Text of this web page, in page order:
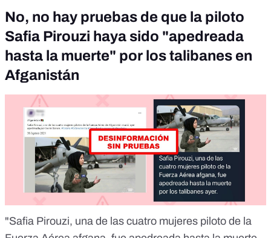
No, no hay pruebas de que la piloto
Safia Pirouzi haya sido "apedreada
hasta la muerte" por los talibanes en
Afganistán
"Safia Pirouzi, una de las cuatro mujeres piloto de la